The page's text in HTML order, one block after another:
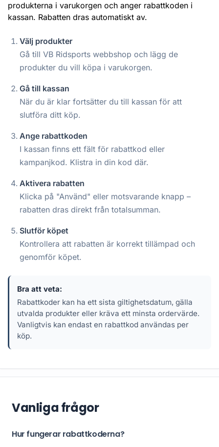
produkterna i varukorgen och anger rabattkoden i
kassan. Rabatten dras automatiskt av.
Välj produkter
Gå till VB Ridsports webbshop och lägg de
produkter du vill köpa i varukorgen.
Gå till kassan
När du är klar fortsätter du till kassan för att
slutföra ditt köp.
Ange rabattkoden
I kassan finns ett fält för rabattkod eller
kampanjkod. Klistra in din kod där.
Aktivera rabatten
Klicka på "Använd" eller motsvarande knapp –
rabatten dras direkt från totalsumman.
Slutför köpet
Kontrollera att rabatten är korrekt tillämpad och
genomför köpet.
Bra att veta:
Rabattkoder kan ha ett sista giltighetsdatum, gälla
utvalda produkter eller kräva ett minsta ordervärde.
Vanligtvis kan endast en rabattkod användas per
köp.
Vanliga frågor
Hur fungerar rabattkoderna?